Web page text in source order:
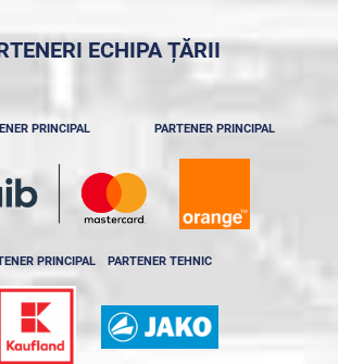
ECHIPA ȚĂRII
PRINCIPAL PARTENER PRINCIPAL
PRINCIPAL PARTENER TEHNIC